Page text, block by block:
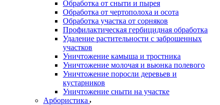
Обработка от сныти и пырея
Обработка от чертополоха и осота
Обработка участка от сорняков
Профилактическая гербицидная обработка
Удаление растительности с заброшенных
участков
Уничтожение камыша и тростника
Уничтожение молочая и вьюнка полевого
Уничтожение поросли деревьев и
кустарников
Уничтожение сныти на участке
Арбористика